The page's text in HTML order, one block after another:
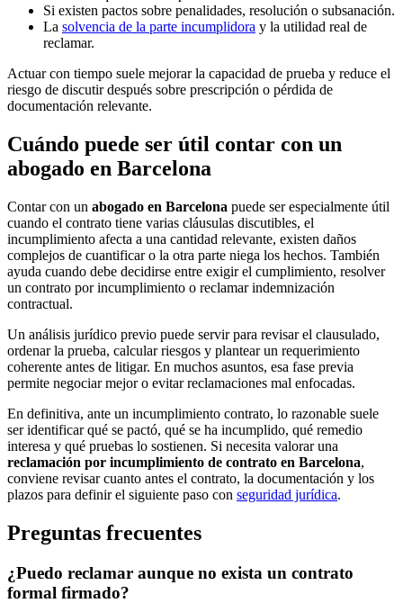
Si existen pactos sobre penalidades, resolución o subsanación.
La solvencia de la parte incumplidora y la utilidad real de
reclamar.
Actuar con tiempo suele mejorar la capacidad de prueba y reduce el
riesgo de discutir después sobre prescripción o pérdida de
documentación relevante.
Cuándo puede ser útil contar con un
abogado en Barcelona
Contar con un abogado en Barcelona puede ser especialmente útil
cuando el contrato tiene varias cláusulas discutibles, el
incumplimiento afecta a una cantidad relevante, existen daños
complejos de cuantificar o la otra parte niega los hechos. También
ayuda cuando debe decidirse entre exigir el cumplimiento, resolver
un contrato por incumplimiento o reclamar indemnización
contractual.
Un análisis jurídico previo puede servir para revisar el clausulado,
ordenar la prueba, calcular riesgos y plantear un requerimiento
coherente antes de litigar. En muchos asuntos, esa fase previa
permite negociar mejor o evitar reclamaciones mal enfocadas.
En definitiva, ante un incumplimiento contrato, lo razonable suele
ser identificar qué se pactó, qué se ha incumplido, qué remedio
interesa y qué pruebas lo sostienen. Si necesita valorar una
reclamación por incumplimiento de contrato en Barcelona,
conviene revisar cuanto antes el contrato, la documentación y los
plazos para definir el siguiente paso con seguridad jurídica.
Preguntas frecuentes
¿Puedo reclamar aunque no exista un contrato
formal firmado?